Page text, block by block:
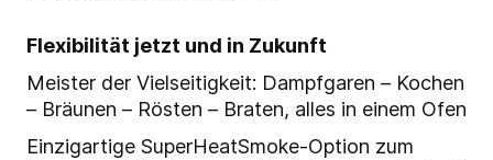
Flexibilität jetzt und in Zukunft
Meister der Vielseitigkeit: Dampfgaren – Kochen
– Bräunen – Rösten – Braten, alles in einem Ofen
Einzigartige SuperHeatSmoke-Option zum